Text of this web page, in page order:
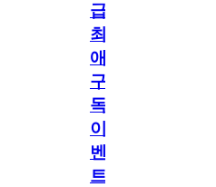
급!
최
애
구
독
이
벤
트